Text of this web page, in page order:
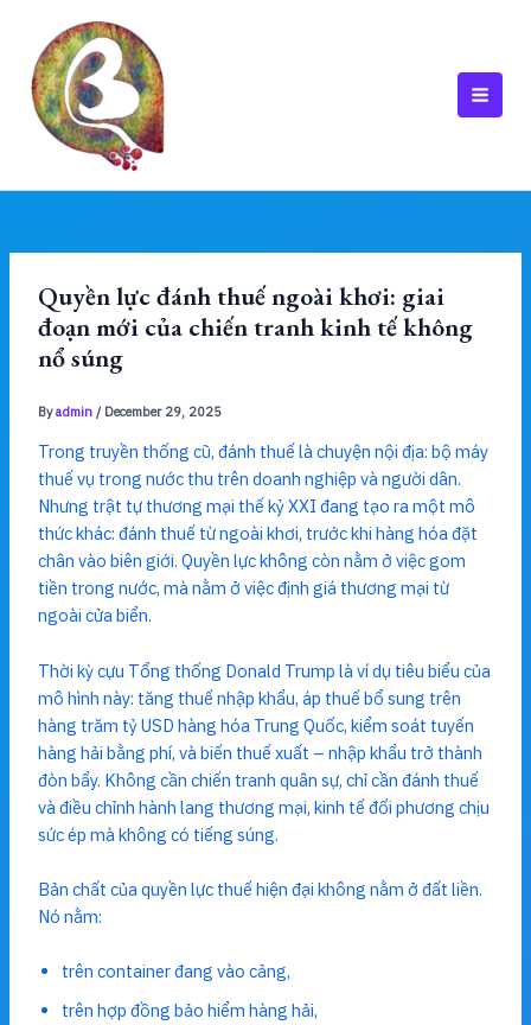
content
Quyền lực đánh thuế ngoài khơi: giai
đoạn mới của chiến tranh kinh tế không
nổ súng
Byadmin / December 29, 2025
Trong truyền thống cũ, đánh thuế là chuyện nội địa: bộ máy
thuế vụ trong nước thu trên doanh nghiệp và người dân.
Nhưng trật tự thương mại thế kỷ XXI đang tạo ra một mô
thức khác: đánh thuế từ ngoài khơi, trước khi hàng hóa đặt
chân vào biên giới. Quyền lực không còn nằm ở việc gom
tiền trong nước, mà nằm ở việc định giá thương mại từ
ngoài cửa biển.
Thời kỳ cựu Tổng thống Donald Trump là ví dụ tiêu biểu của
mô hình này: tăng thuế nhập khẩu, áp thuế bổ sung trên
hàng trăm tỷ USD hàng hóa Trung Quốc, kiểm soát tuyến
hàng hải bằng phí, và biến thuế xuất – nhập khẩu trở thành
đòn bẩy. Không cần chiến tranh quân sự, chỉ cần đánh thuế
và điều chỉnh hành lang thương mại, kinh tế đối phương chịu
sức ép mà không có tiếng súng.
Bản chất của quyền lực thuế hiện đại không nằm ở đất liền.
Nó nằm:
trên container đang vào cảng,
trên hợp đồng bảo hiểm hàng hải,